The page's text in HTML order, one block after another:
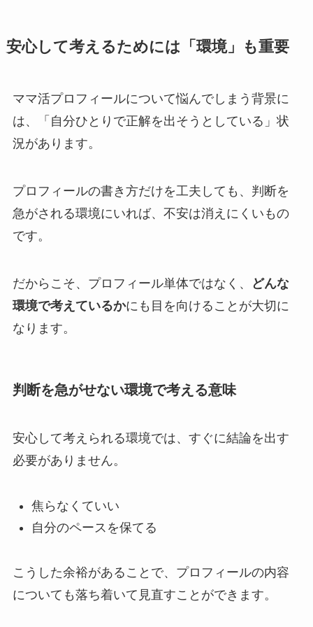
安心して考えるためには「環境」も重要
ママ活プロフィールについて悩んでしまう背景に
は、「自分ひとりで正解を出そうとしている」状
況があります。
プロフィールの書き方だけを工夫しても、判断を
急がされる環境にいれば、不安は消えにくいもの
です。
だからこそ、プロフィール単体ではなく、
どんな
環境で考えているかにも目を向けることが大切に
なります。
判断を急がせない環境で考える意味
安心して考えられる環境では、すぐに結論を出す
必要がありません。
焦らなくていい
自分のペースを保てる
こうした余裕があることで、プロフィールの内容
についても落ち着いて見直すことができます。